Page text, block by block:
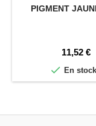
PIGMENT
Prix
11,52 €
 En stock